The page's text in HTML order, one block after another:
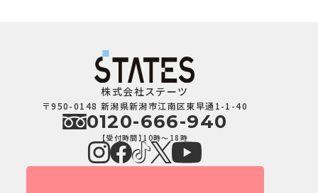
株式会社ステーツ
〒950-0148 新潟県新潟市江南区東早通1-1-40
0120-666-940
【受付時間】10時～18時